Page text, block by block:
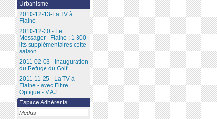
Urbanisme
2010-12-13-La TV à
Flaine
2010-12-30 - Le
Messager - Flaine : 1 300
lits supplémentaires cette
saison
2011-02-03 - Inauguration
du Refuge du Golf
2011-11-25 - La TV à
Flaine - avec Fibre
Optique - MAJ
Espace Adhérents
Medias